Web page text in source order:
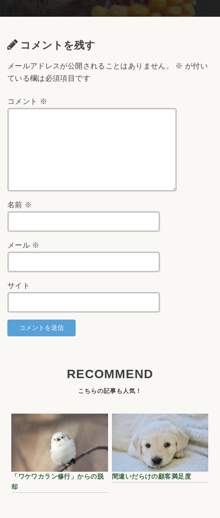
コメントを残す
メールアドレスが公開されることはありません。 ※ が付い
ている欄は必須項目です
コメント ※
名前 ※
メール ※
サイト
RECOMMEND
「ワケワカラン修行」からの脱
却
間違いだらけの顧客満足度